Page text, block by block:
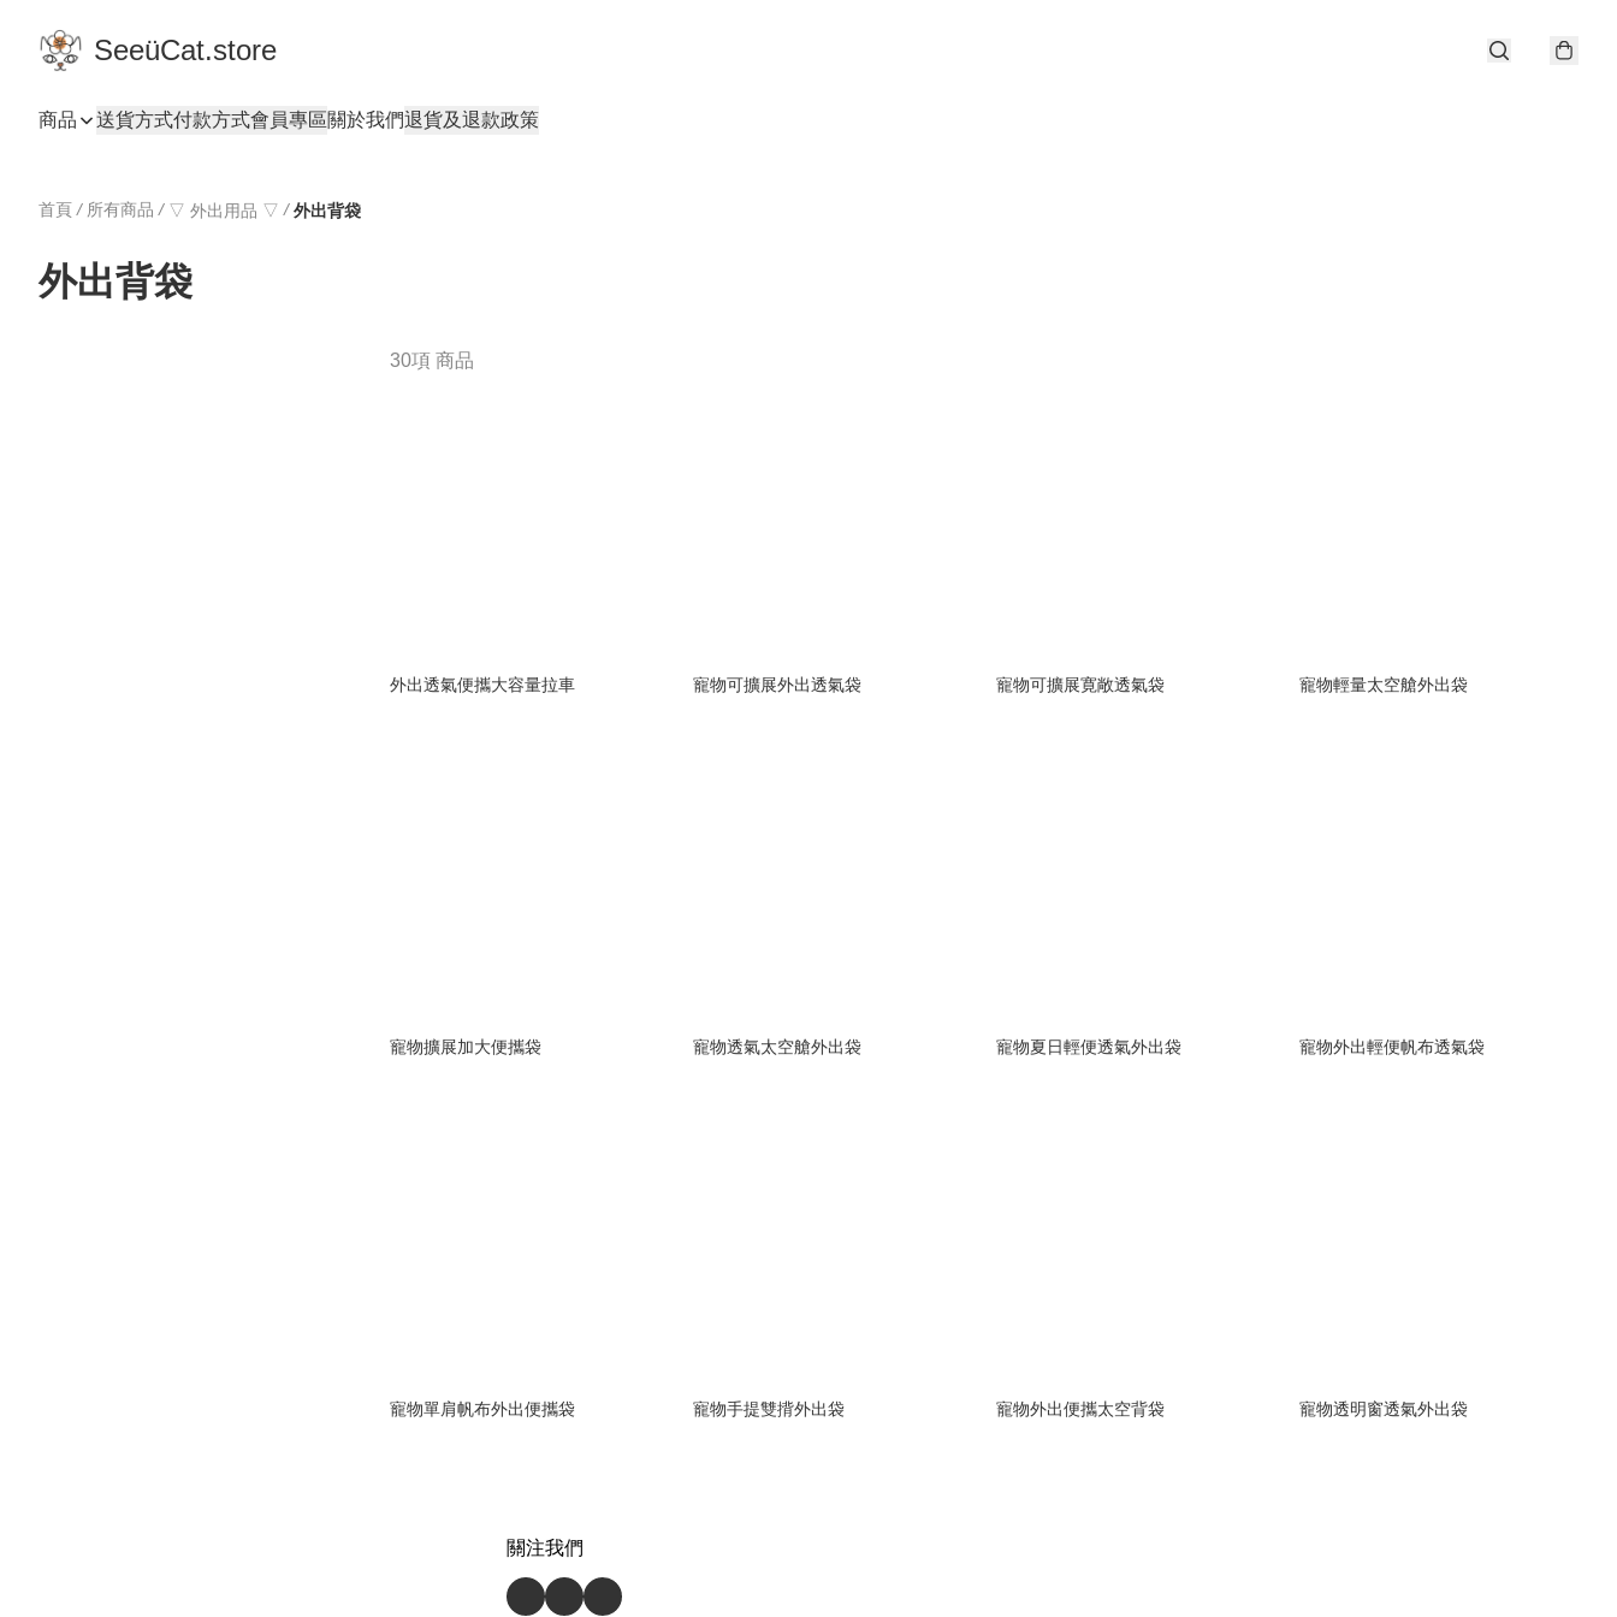
SeeüCat.store
商品 送貨方式付款方式會員專區關於我們退貨及退款政策
首頁 / 所有商品 / ▽ 外出用品 ▽ / 外出背袋
外出背袋
30項 商品
外出透氣便攜大容量拉車 寵物可擴展外出透氣袋 寵物可擴展寛敞透氣袋 寵物輕量太空艙外出袋
寵物擴展加大便攜袋 寵物透氣太空艙外出袋 寵物夏日輕便透氣外出袋 寵物外出輕便帆布透氣袋
寵物單肩帆布外出便攜袋 寵物手提雙揹外出袋 寵物外出便攜太空背袋 寵物透明窗透氣外出袋
關注我們